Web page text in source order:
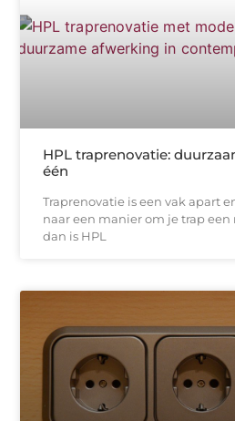
HPL traprenovatie:
één
Traprenovatie is een vak apart
naar een manier om je trap
dan is HPL